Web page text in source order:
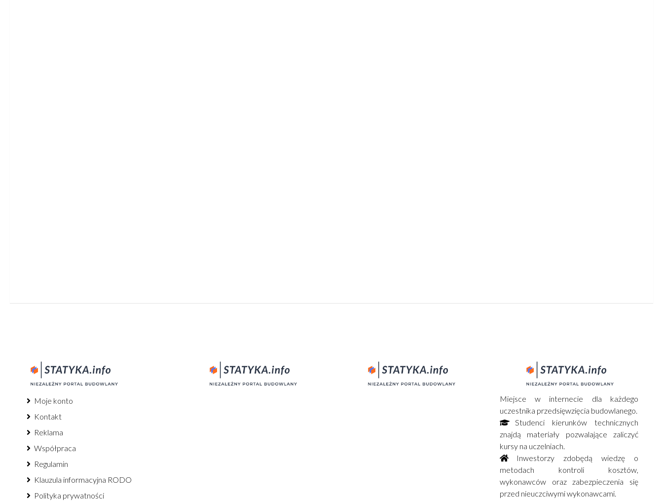
Moje konto
Kontakt
Reklama
Współpraca
Regulamin
Klauzula informacyjna RODO
Polityka prywatności
Miejsce w internecie dla każdego
uczestnika przedsięwzięcia budowlanego.
Studenci kierunków technicznych
znajdą materiały pozwalające zaliczyć
kursy na uczelniach.
Inwestorzy zdobędą wiedzę o
metodach kontroli kosztów,
wykonawców oraz zabezpieczenia się
przed nieuczciwymi wykonawcami.